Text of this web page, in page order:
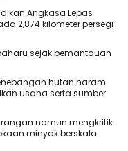
Angkasa Lepas
2,874 kilometer persegi
sejak pemantauan
hutan haram
usaha serta sumber
namun mengkritik
minyak berskala